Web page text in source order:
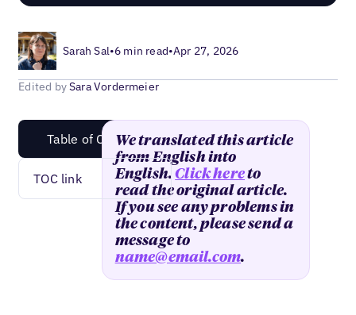
Sarah Sal•6 min read•Apr 27, 2026
Edited bySara Vordermeier
Table of Content
TOC link
We translated this article
from English into
English.Click hereto
read the original article.
If you see any problems in
the content, please send a
message to
name@email.com.